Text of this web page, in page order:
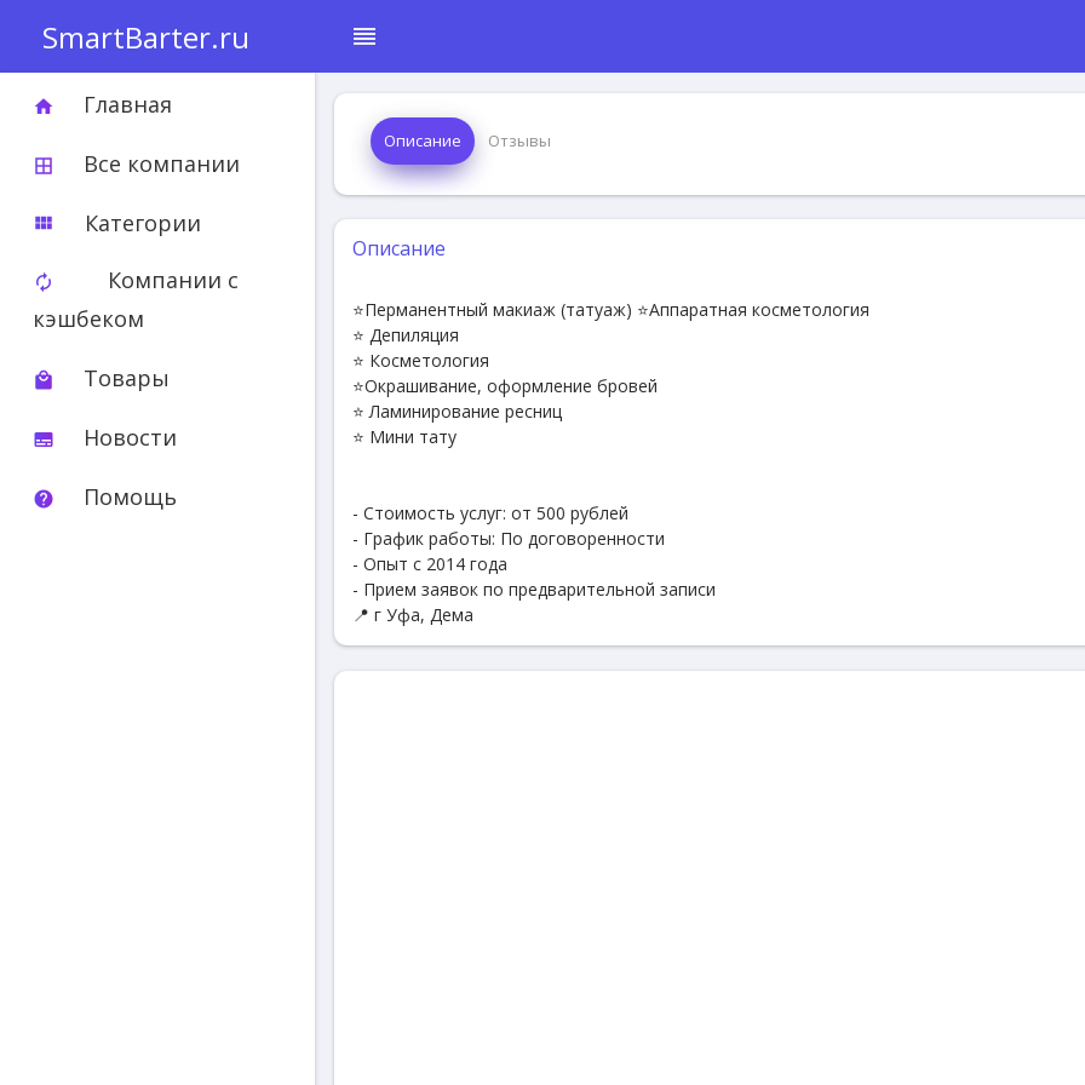
SmartBarter.ru reorder
home Главная
border_all Все компании
view_module Категории
autorenew
Компании с
кэшбеком
local_mall Товары
subtitles Новости
help Помощь
Описание Отзывы
Описание
⭐Перманентный макиаж (татуаж) ⭐Аппаратная косметология
⭐ Депиляция
⭐ Косметология
⭐Окрашивание, оформление бровей
⭐ Ламинирование ресниц
⭐ Мини тату
- Стоимость услуг: от 500 рублей
- График работы: По договоренности
- Опыт с 2014 года
- Прием заявок по предварительной записи
📍 г Уфа, Дема